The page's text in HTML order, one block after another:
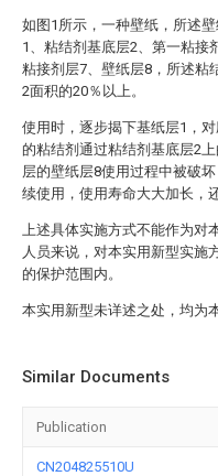
如图1所示，一种壁纸，所述
1、粘结剂基底层2、第一粘接
粘接剂层7、壁纸层8，所述粘
2面积的20％以上。
使用时，逐步揭下基纸层1，
的粘结剂通过粘结剂基底层2
层的壁纸层8使用过程中被破
续使用，使用寿命大大加长，
上述具体实施方式不能作为对
人员来说，对本实用新型实施
的保护范围内。
本实用新型未详述之处，均为
Similar Documents
Publication
CN204825510U